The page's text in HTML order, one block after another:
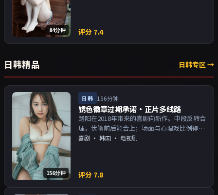
84分钟 评分 7.4
日韩精品 日韩专区 →
156分钟
日韩 156分钟
锈色徽章过期承诺·正片多线路
路阳在2018年带来的喜剧向新作。中段反转合
理，伏笔前后能合上；场面与心理戏比例得
当。主演以演技派为主，适合喜欢强叙事与人
喜剧 · 韩国 · 电视剧
评分 7.8